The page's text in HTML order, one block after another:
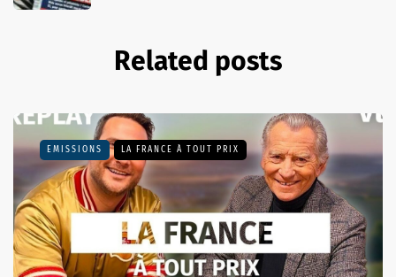
Related posts
EMISSIONS LA FRANCE À TOUT PRIX